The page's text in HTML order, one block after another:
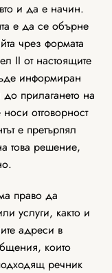
и да е начин.
е да се обърне
чрез формата
II от настоящите
информиран
прилагането на
отговорност
е претърпял
това решение,
право да
услуги, както и
адреси в
които
речник